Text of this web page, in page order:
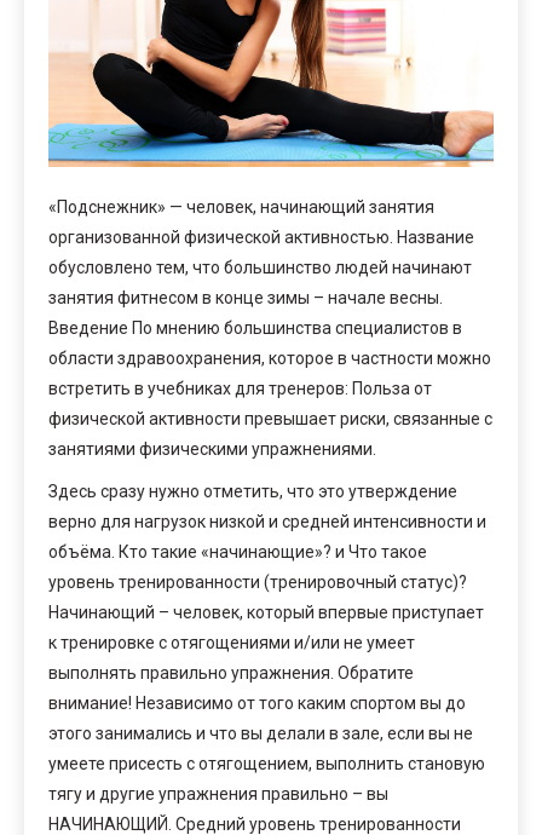
«Подснежник» — человек, начинающий занятия
организованной физической активностью. Название
обусловлено тем, что большинство людей начинают
занятия фитнесом в конце зимы – начале весны.
Введение По мнению большинства специалистов в
области здравоохранения, которое в частности можно
встретить в учебниках для тренеров: Польза от
физической активности превышает риски, связанные с
занятиями физическими упражнениями.
Здесь сразу нужно отметить, что это утверждение
верно для нагрузок низкой и средней интенсивности и
объёма. Кто такие «начинающие»? и Что такое
уровень тренированности (тренировочный статус)?
Начинающий – человек, который впервые приступает
к тренировке с отягощениями и/или не умеет
выполнять правильно упражнения. Обратите
внимание! Независимо от того каким спортом вы до
этого занимались и что вы делали в зале, если вы не
умеете присесть с отягощением, выполнить становую
тягу и другие упражнения правильно – вы
НАЧИНАЮЩИЙ. Средний уровень тренированности